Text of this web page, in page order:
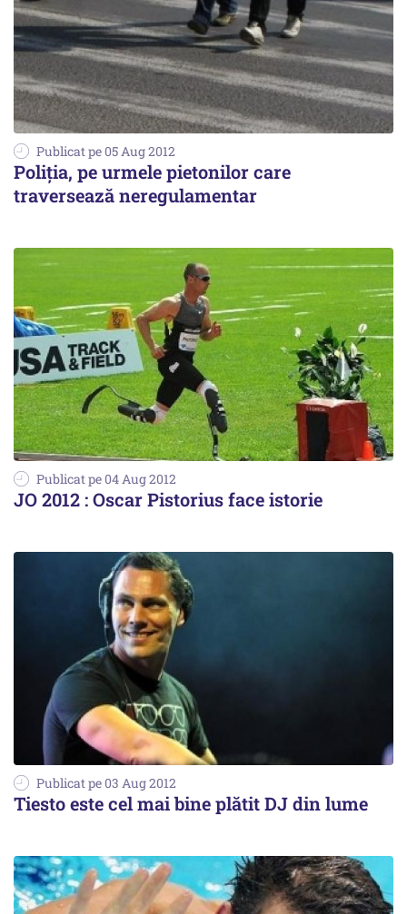
Publicat pe 05 Aug 2012
Poliția, pe urmele pietonilor care
traversează neregulamentar
Publicat pe 04 Aug 2012
JO 2012 : Oscar Pistorius face istorie
Publicat pe 03 Aug 2012
Tiesto este cel mai bine plătit DJ din lume